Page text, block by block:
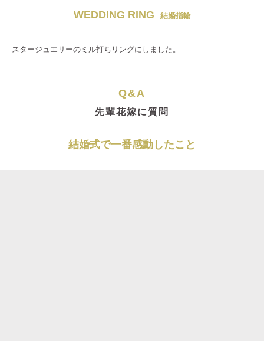
WEDDING RING 結婚指輪
スタージュエリーのミル打ちリングにしました。
Q&A
先輩花嫁に質問
結婚式で一番感動したこと